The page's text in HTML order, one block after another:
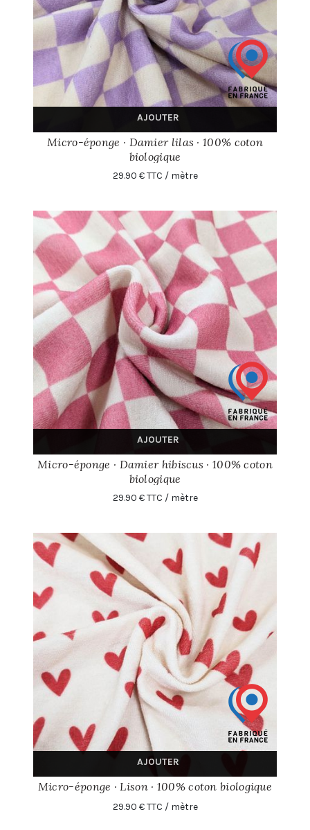
AJOUTER
Micro-éponge · Damier lilas · 100% coton
biologique
29.90 € TTC / mètre
AJOUTER
Micro-éponge · Damier hibiscus · 100% coton
biologique
29.90 € TTC / mètre
AJOUTER
Micro-éponge · Lison · 100% coton biologique
29.90 € TTC / mètre